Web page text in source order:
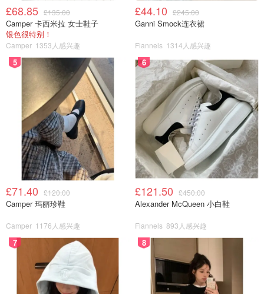
£68.85 £135.00
Camper 卡西米拉 女士鞋子
银色很特别！
Camper 1353人感兴趣
£44.10 £245.00
Ganni Smock连衣裙
Flannels 1314人感兴趣
5
£71.40 £120.00
Camper 玛丽珍鞋
Camper 1176人感兴趣
6
£121.50 £450.00
Alexander McQueen 小白鞋
Flannels 893人感兴趣
7 8